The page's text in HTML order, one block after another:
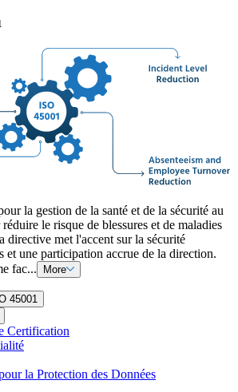
la gestion de la santé et de la sécurité au
le risque de blessures et de maladies
directive met l'accent sur la sécurité
et une participation accrue de la direction.
fac...
More
45001
Certification
la Protection des Données